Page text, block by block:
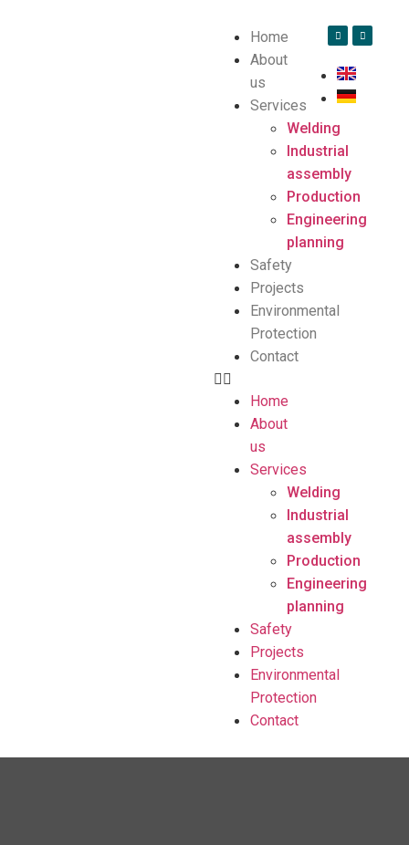
Home
About
us
Services
Welding
Industrial
assembly
Production
Engineering
planning
Safety
Projects
Environmental
Protection
Contact
Home
About
us
Services
Welding
Industrial
assembly
Production
Engineering
planning
Safety
Projects
Environmental
Protection
Contact